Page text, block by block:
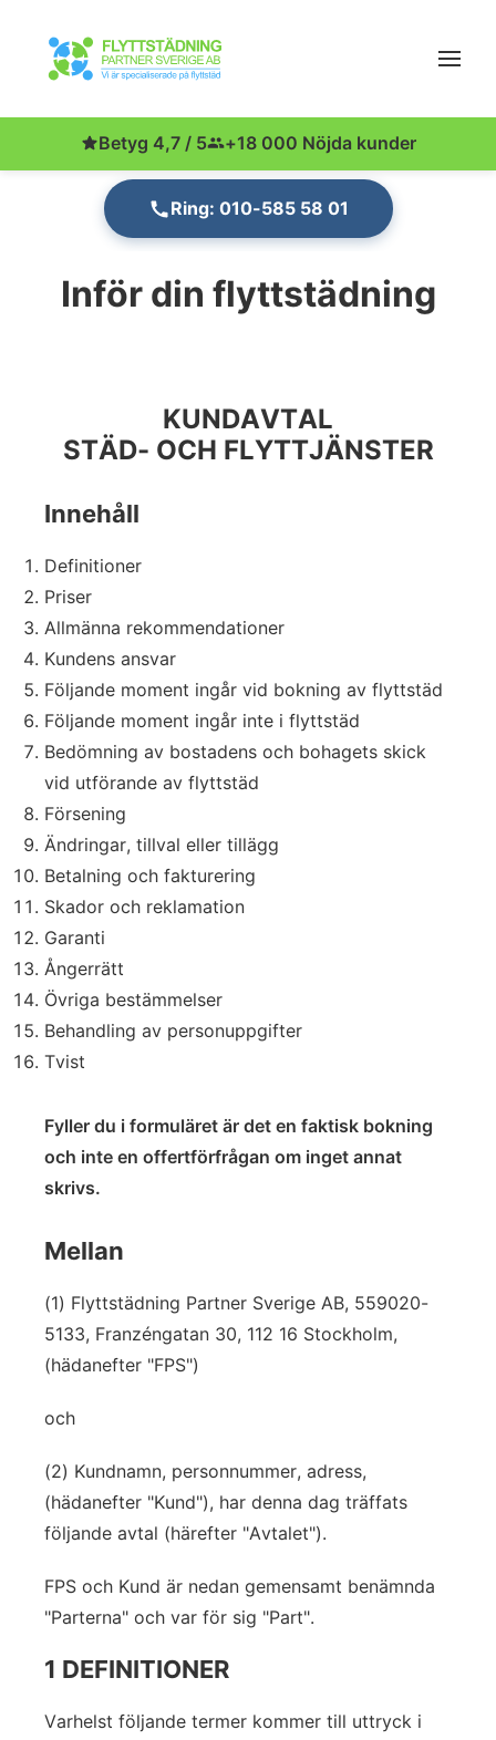
Betyg 4,7 / 5 +18 000 Nöjda kunder
Ring: 010-585 58 01
Inför din flyttstädning
KUNDAVTAL
STÄD- OCH FLYTTJÄNSTER
Innehåll
Definitioner
Priser
Allmänna rekommendationer
Kundens ansvar
Följande moment ingår vid bokning av flyttstäd
Följande moment ingår inte i flyttstäd
Bedömning av bostadens och bohagets skick
vid utförande av flyttstäd
Försening
Ändringar, tillval eller tillägg
Betalning och fakturering
Skador och reklamation
Garanti
Ångerrätt
Övriga bestämmelser
Behandling av personuppgifter
Tvist
Fyller du i formuläret är det en faktisk bokning
och inte en offertförfrågan om inget annat
skrivs.
Mellan
(1) Flyttstädning Partner Sverige AB, 559020-
5133, Franzéngatan 30, 112 16 Stockholm,
(hädanefter "FPS")
och
(2) Kundnamn, personnummer, adress,
(hädanefter "Kund"), har denna dag träffats
följande avtal (härefter "Avtalet").
FPS och Kund är nedan gemensamt benämnda
"Parterna" och var för sig "Part".
1 DEFINITIONER
Varhelst följande termer kommer till uttryck i